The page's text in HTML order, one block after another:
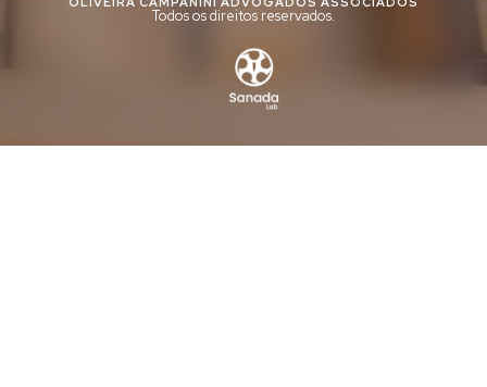
Todos os direitos reservados.